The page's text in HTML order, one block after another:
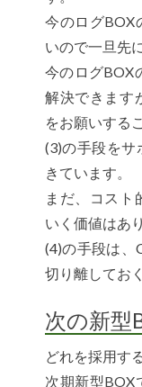
今のログBOX
いので一旦先
今のログBOX
解決できます
をお願いする
(3)の手段をサ
きています。
まだ、コスト
いく価値はあ
(4)の手段は、
切り離してお
次の新型
どれを採用す
次期新型BOX